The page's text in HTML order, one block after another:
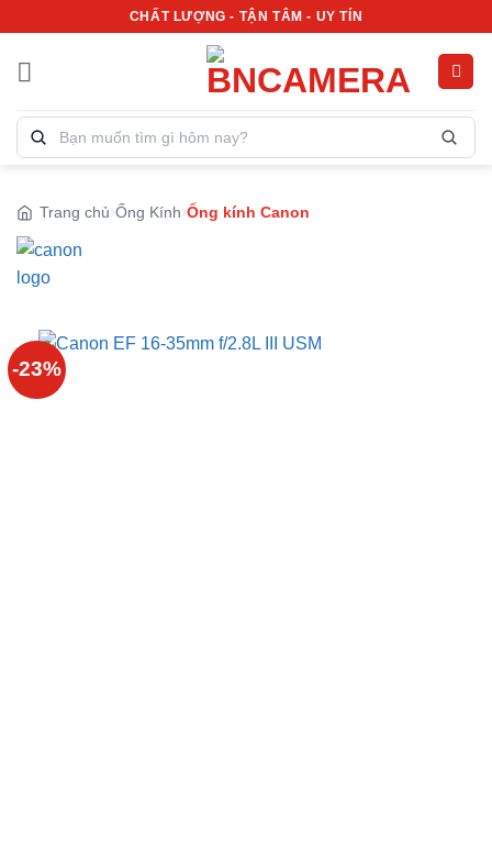
nội
CHẤT LƯỢNG - TẬN TÂM - UY TÍN
Tìm
kiếm
phẩm:
Trang chủ Ống Kính Ống kính Canon
-23%